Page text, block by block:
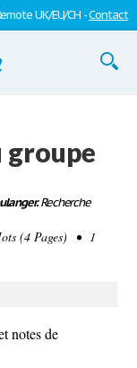
UK/EU/CH -Contact
groupe
Recherche
(4 Pages) • 1
notes de